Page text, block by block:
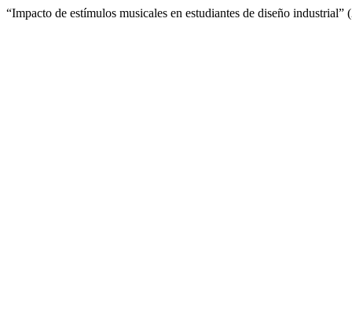
“Impacto de estímulos musicales en estudiantes de diseño industrial”